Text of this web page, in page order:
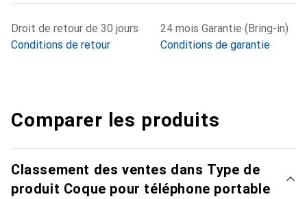
Droit de retour de 30 jours
Conditions de retour
24 mois Garantie (Bring-in)
Conditions de garantie
Comparer les produits
Classement des ventes dans Type de
produit Coque pour téléphone portable